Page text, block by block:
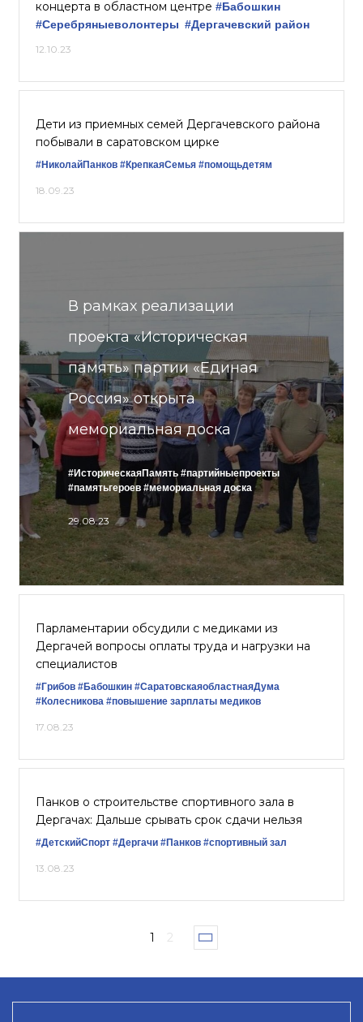
концерта в областном центре #Бабошкин
#Серебряныеволонтеры #Дергачевский район
12.10.23
Дети из приемных семей Дергачевского района
побывали в саратовском цирке
#НиколайПанков #КрепкаяСемья #помощьдетям
18.09.23
В рамках реализации
проекта «Историческая
память» партии «Единая
Россия» открыта
мемориальная доска
#ИсторическаяПамять #партийныепроекты
#памятьгероев #мемориальная доска
29.08.23
Парламентарии обсудили с медиками из
Дергачей вопросы оплаты труда и нагрузки на
специалистов
#Грибов #Бабошкин #СаратовскаяобластнаяДума
#Колесникова #повышение зарплаты медиков
17.08.23
Панков о строительстве спортивного зала в
Дергачах: Дальше срывать срок сдачи нельзя
#ДетскийСпорт #Дергачи #Панков #спортивный зал
13.08.23
1 2